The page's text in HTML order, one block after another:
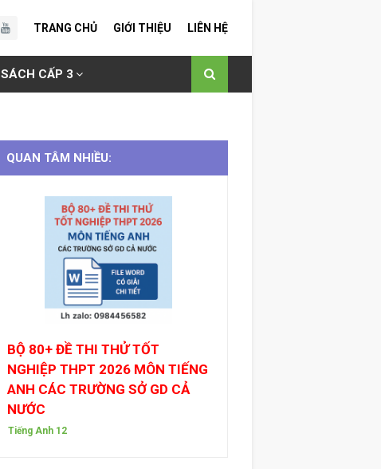
TRANG CHỦ GIỚI THIỆU LIÊN HỆ
SÁCH CẤP 3
QUAN TÂM NHIỀU:
BỘ 80+ ĐỀ THI THỬ TỐT
NGHIỆP THPT 2026 MÔN TIẾNG
ANH CÁC TRƯỜNG SỞ GD CẢ
NƯỚC
Tiếng Anh 12